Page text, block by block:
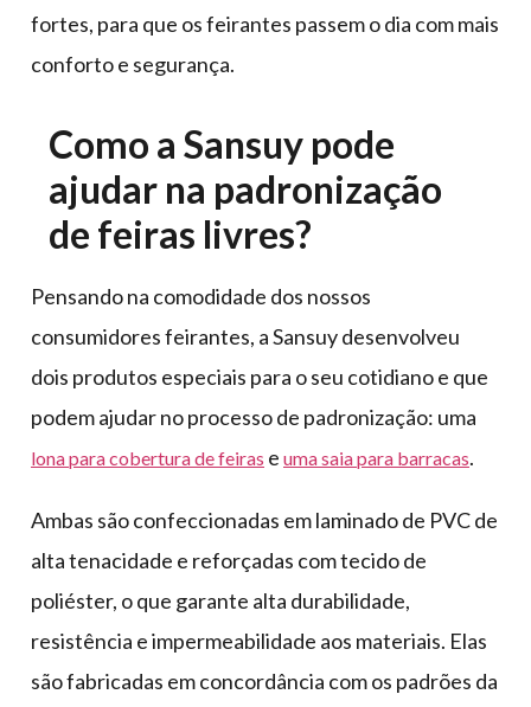
fortes, para que os feirantes passem o dia com mais
conforto e segurança.
Como a Sansuy pode
ajudar na padronização
de feiras livres?
Pensando na comodidade dos nossos
consumidores feirantes, a Sansuy desenvolveu
dois produtos especiais para o seu cotidiano e que
podem ajudar no processo de padronização: uma
lona para cobertura de feiras e uma saia para barracas.
Ambas são confeccionadas em laminado de PVC de
alta tenacidade e reforçadas com tecido de
poliéster, o que garante alta durabilidade,
resistência e impermeabilidade aos materiais. Elas
são fabricadas em concordância com os padrões da